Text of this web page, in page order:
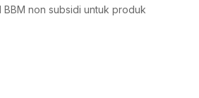
non subsidi untuk produk